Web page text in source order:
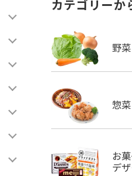
カテゴリーか